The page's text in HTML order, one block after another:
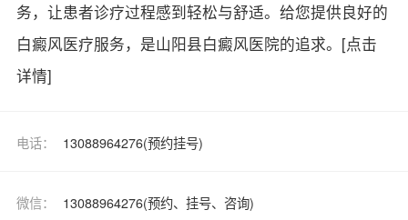
务，让患者诊疗过程感到轻松与舒适。给您提供良好的
白癜风医疗服务，是山阳县白癜风医院的追求。 [点击
详情]
电话： 13088964276(预约挂号)
微信： 13088964276(预约、挂号、咨询)